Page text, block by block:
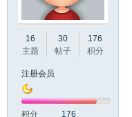
16
主题
30
帖子
176
积分
注册会员
积分 176